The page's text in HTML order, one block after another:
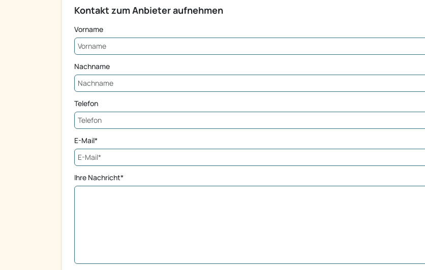
Kontakt zum Anbieter aufnehmen
Vorname
Nachname
Telefon
E-Mail*
Ihre Nachricht*